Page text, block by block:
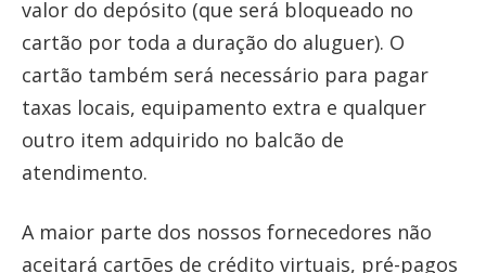
valor do depósito (que será bloqueado no
cartão por toda a duração do aluguer). O
cartão também será necessário para pagar
taxas locais, equipamento extra e qualquer
outro item adquirido no balcão de
atendimento.
A maior parte dos nossos fornecedores não
aceitará cartões de crédito virtuais, pré-pagos